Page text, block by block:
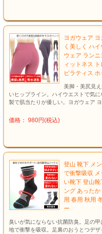
ヨガウェア
く美しく ハ
ウェア ラン
ィットネス
ピラティス
美脚・美尻見
いヒップライン。ハイウエストで気
製で肌当たりが優しい。ヨガウェア
価格： 980円(税込)
登山 靴下 メ
で衝撃吸収
い靴下 登山
ング あった
用 春用 秋用
ー
臭いが気にならない抗菌防臭。足の
地で衝撃を吸収。足裏のおうとつデ